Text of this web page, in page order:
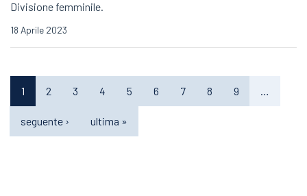
Divisione femminile.
18 Aprile 2023
1 2 3 4 5 6 7 8 9 …
seguente › ultima »